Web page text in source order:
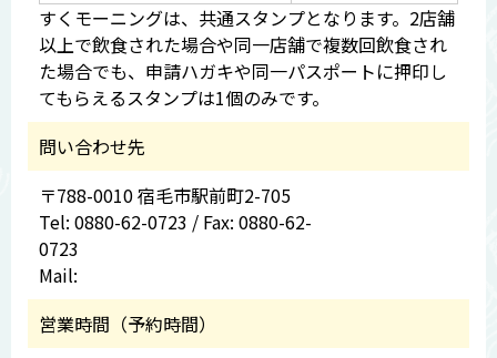
すくモーニングは、共通スタンプとなります。2店舗
以上で飲食された場合や同一店舗で複数回飲食され
た場合でも、申請ハガキや同一パスポートに押印し
てもらえるスタンプは1個のみです。
問い合わせ先
〒788-0010 宿毛市駅前町2-705
Tel: 0880-62-0723 / Fax: 0880-62-
0723
Mail:
営業時間（予約時間）